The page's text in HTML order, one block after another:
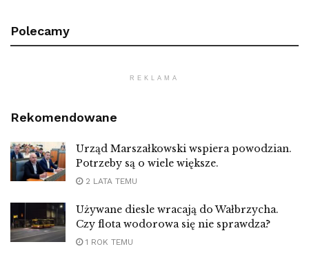
Polecamy
REKLAMA
Rekomendowane
Urząd Marszałkowski wspiera powodzian.
Potrzeby są o wiele większe.
2 LATA TEMU
Używane diesle wracają do Wałbrzycha.
Czy flota wodorowa się nie sprawdza?
1 ROK TEMU